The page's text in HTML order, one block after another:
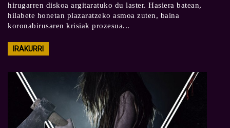
hirugarren diskoa argitaratuko du laster. Hasiera batean,
hilabete honetan plazaratzeko asmoa zuten, baina
koronabirusaren krisiak prozesua...
IRAKURRI